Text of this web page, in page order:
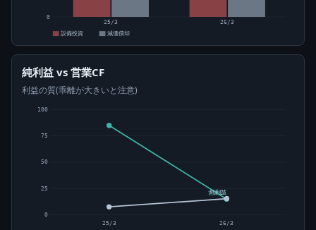
0
25/3
26/3
設備投資
減価償却
純利益 vs 営業CF
利益の質(乖離が大きいと注意)
0
25
50
75
100
営業CF
純利益
25/3 26/3